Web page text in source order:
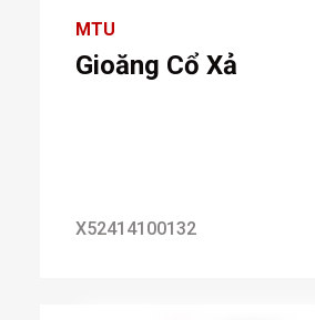
MTU
Gioăng Cổ Xả
X52414100132